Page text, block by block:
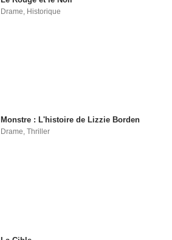
Drame, Historique
Monstre : L'histoire de Lizzie Borden
Drame,Thriller